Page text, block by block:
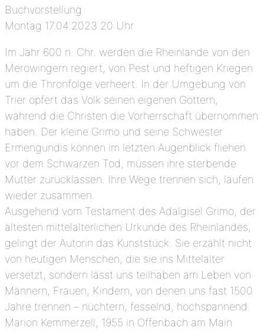
Buchvorstellung
Montag 17.04.2023 20 Uhr
Im Jahr 600 n. Chr. werden die Rheinlande von den
Merowingern regiert, von Pest und heftigen Kriegen
um die Thronfolge verheert. In der Umgebung von
Trier opfert das Volk seinen eigenen Göttern,
während die Christen die Vorherrschaft übernommen
haben. Der kleine Grimo und seine Schwester
Ermengundis können im letzten Augenblick fliehen
vor dem Schwarzen Tod, müssen ihre sterbende
Mutter zurücklassen. Ihre Wege trennen sich, laufen
wieder zusammen.
Ausgehend vom Testament des Adalgisel Grimo, der
ältesten mittelalterlichen Urkunde des Rheinlandes,
gelingt der Autorin das Kunststück: Sie erzählt nicht
von heutigen Menschen, die sie ins Mittelalter
versetzt, sondern lässt uns teilhaben am Leben von
Männern, Frauen, Kindern, von denen uns fast 1500
Jahre trennen – nüchtern, fesselnd, hochspannend.
Marion Kemmerzell, 1955 in Offenbach am Main